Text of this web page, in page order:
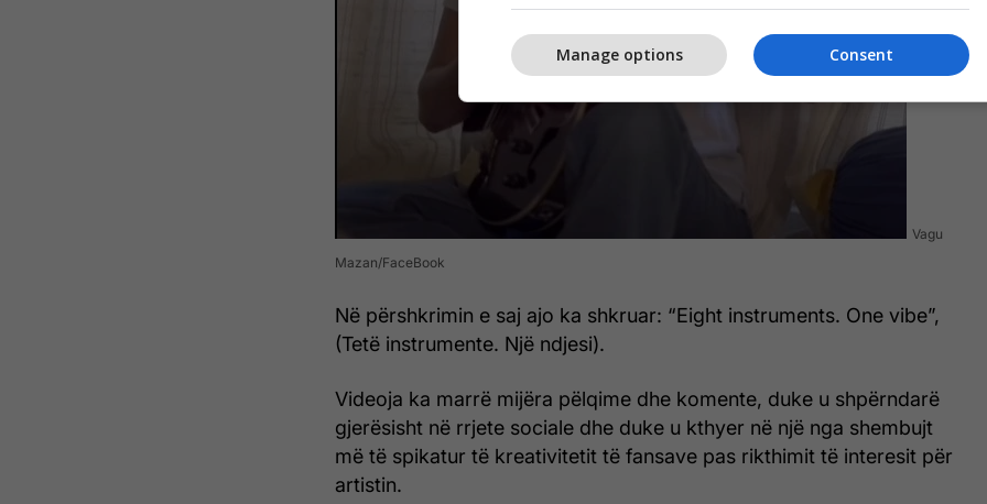
Vagu
Mazan/FaceBook
Në përshkrimin e saj ajo ka shkruar: “Eight instruments. One vibe”,
(Tetë instrumente. Një ndjesi).
Videoja ka marrë mijëra pëlqime dhe komente, duke u shpërndarë
gjerësisht në rrjete sociale dhe duke u kthyer në një nga shembujt
më të spikatur të kreativitetit të fansave pas rikthimit të interesit për
artistin.
Consent
Manage options